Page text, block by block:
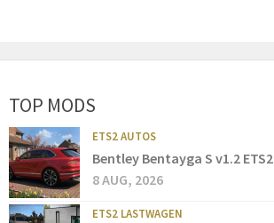
TOP MODS
ETS2 AUTOS
Bentley Bentayga S v1.2 ETS2
8 AUG, 2026
ETS2 LASTWAGEN